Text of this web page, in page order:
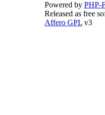
Powered by PHP-
Released as free
Affero GPL v3